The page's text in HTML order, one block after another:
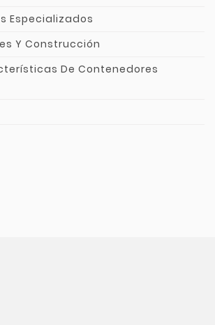
Especializados
Y Construcción
De Contenedores